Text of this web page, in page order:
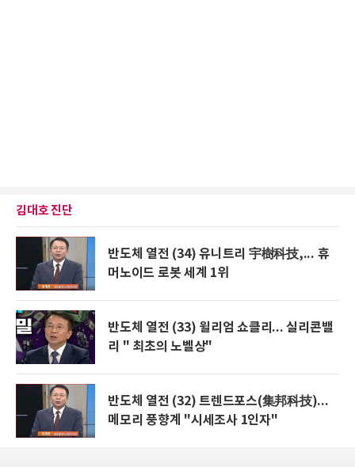
김대호 진단
반도체 열전 (34) 유니트리 宇樹科技,... 휴
머노이드 로봇 세계 1위
반도체 열전 (33) 윌리엄 쇼클리... 실리콘밸
리 " 최초의 노벨상"
반도체 열전 (32) 트렌드포스(集邦科技)...
메모리 풍향계 "시세조사 1인자"